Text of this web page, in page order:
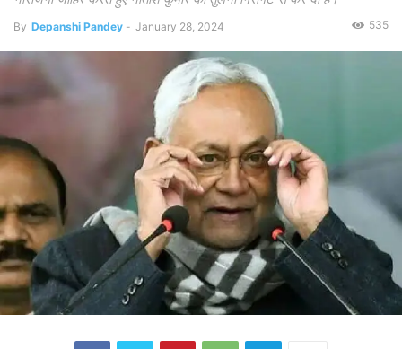
By Depanshi Pandey - January 28, 2024 535